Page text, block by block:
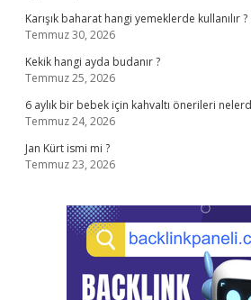
Karışık baharat hangi yemeklerde kullanılır ?
Temmuz 30, 2026
Kekik hangi ayda budanır ?
Temmuz 25, 2026
6 aylık bir bebek için kahvaltı önerileri
Temmuz 24, 2026
Jan Kürt ismi mi ?
Temmuz 23, 2026